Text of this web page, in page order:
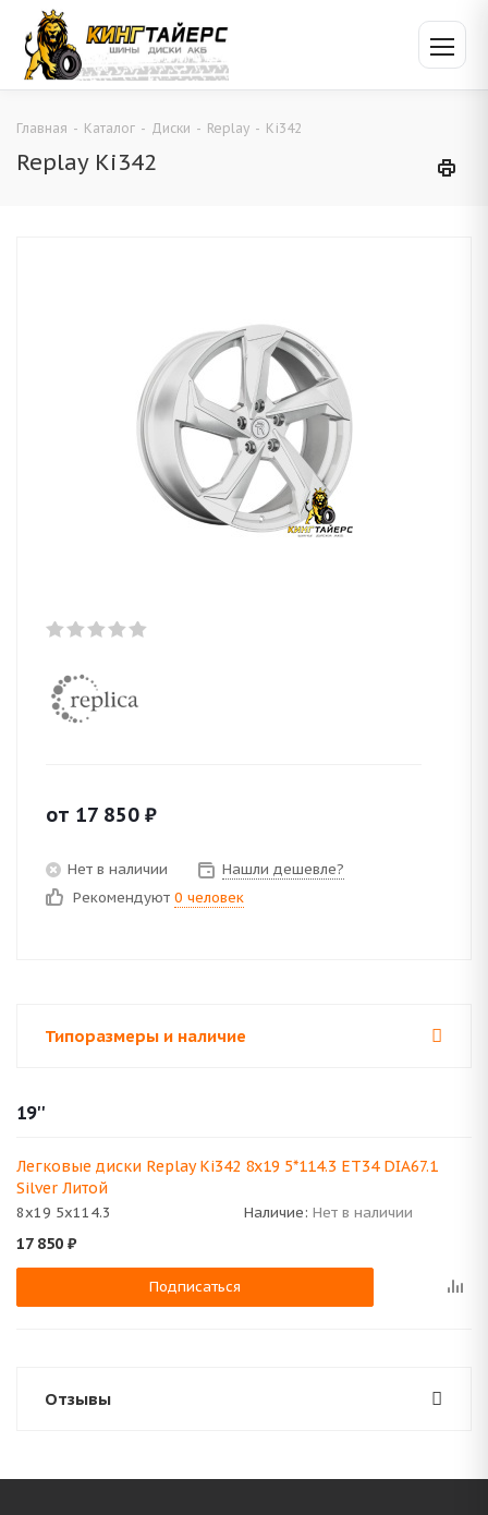
Главная - Каталог - Диски - Replay - Ki342
Replay Ki342
от 17 850 ₽
Нет в наличии
Нашли дешевле?
Рекомендуют 0 человек
Типоразмеры и наличие
19''
Легковые диски Replay Ki342 8x19 5*114.3 ET34 DIA67.1
Silver Литой
8x19 5x114.3 Наличие: Нет в наличии
17 850 ₽
Подписаться
Отзывы